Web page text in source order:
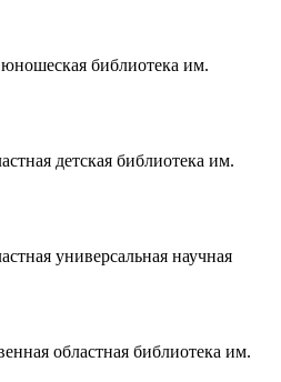
библиотека им.
детская библиотека им.
универсальная научная
областная библиотека им.